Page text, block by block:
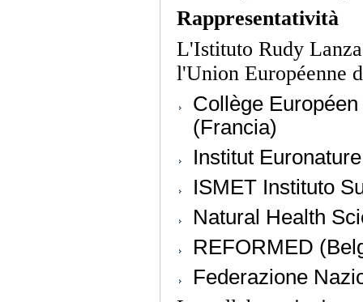
Rappresentatività
L'Istituto Rudy
l'Union Européenne
Collège
(Francia)
Institut
ISMET Instituto
Natural Health
REFORMED
Federazione